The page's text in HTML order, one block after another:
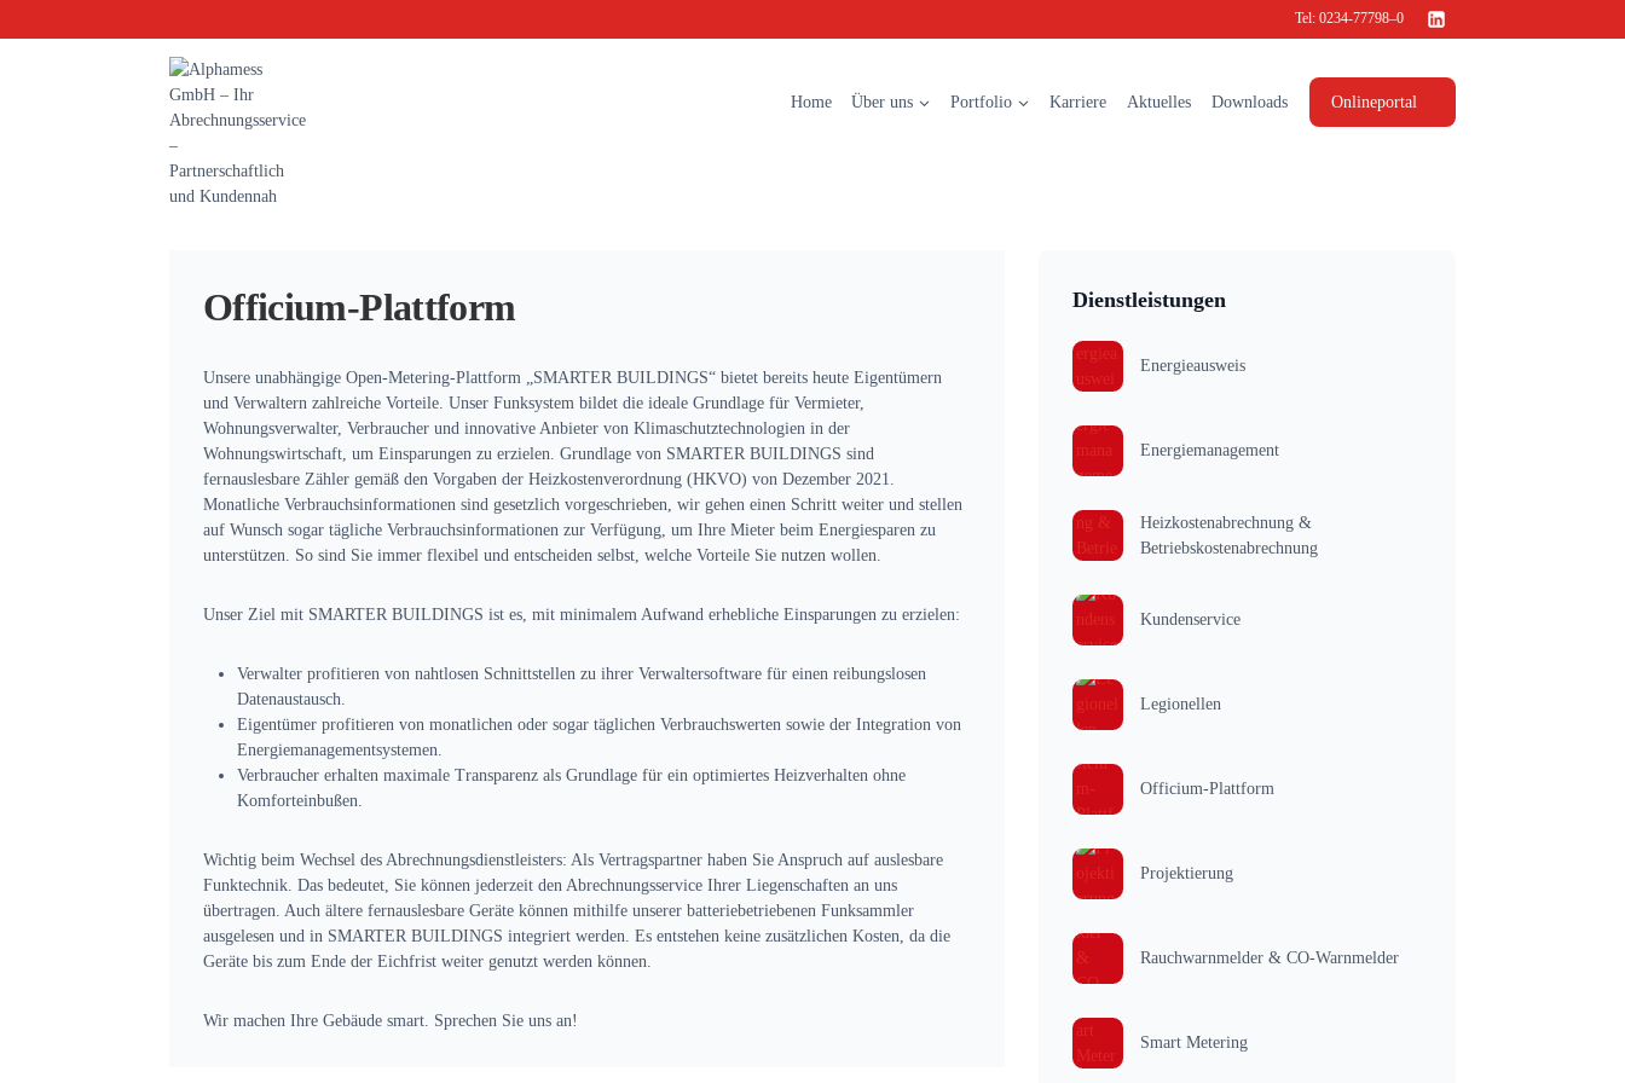
Inhalt
Tel: 0234-77798–0
Home Über uns Portfolio Karriere Aktuelles Downloads Onlineportal
Officium-Plattform
Unsere unabhängige Open-Metering-Plattform „SMARTER BUILDINGS“ bietet bereits heute Eigentümern
und Verwaltern zahlreiche Vorteile. Unser Funksystem bildet die ideale Grundlage für Vermieter,
Wohnungsverwalter, Verbraucher und innovative Anbieter von Klimaschutztechnologien in der
Wohnungswirtschaft, um Einsparungen zu erzielen. Grundlage von SMARTER BUILDINGS sind
fernauslesbare Zähler gemäß den Vorgaben der Heizkostenverordnung (HKVO) von Dezember 2021.
Monatliche Verbrauchsinformationen sind gesetzlich vorgeschrieben, wir gehen einen Schritt weiter und stellen
auf Wunsch sogar tägliche Verbrauchsinformationen zur Verfügung, um Ihre Mieter beim Energiesparen zu
unterstützen. So sind Sie immer flexibel und entscheiden selbst, welche Vorteile Sie nutzen wollen.
Unser Ziel mit SMARTER BUILDINGS ist es, mit minimalem Aufwand erhebliche Einsparungen zu erzielen:
Verwalter profitieren von nahtlosen Schnittstellen zu ihrer Verwaltersoftware für einen reibungslosen
Datenaustausch.
Eigentümer profitieren von monatlichen oder sogar täglichen Verbrauchswerten sowie der Integration von
Energiemanagementsystemen.
Verbraucher erhalten maximale Transparenz als Grundlage für ein optimiertes Heizverhalten ohne
Komforteinbußen.
Wichtig beim Wechsel des Abrechnungsdienstleisters: Als Vertragspartner haben Sie Anspruch auf auslesbare
Funktechnik. Das bedeutet, Sie können jederzeit den Abrechnungsservice Ihrer Liegenschaften an uns
übertragen. Auch ältere fernauslesbare Geräte können mithilfe unserer batteriebetriebenen Funksammler
ausgelesen und in SMARTER BUILDINGS integriert werden. Es entstehen keine zusätzlichen Kosten, da die
Geräte bis zum Ende der Eichfrist weiter genutzt werden können.
Wir machen Ihre Gebäude smart. Sprechen Sie uns an!
Dienstleistungen
Energieausweis
Energiemanagement
Heizkostenabrechnung &
Betriebskostenabrechnung
Kundenservice
Legionellen
Officium-Plattform
Projektierung
Rauchwarnmelder & CO-Warnmelder
Smart Metering